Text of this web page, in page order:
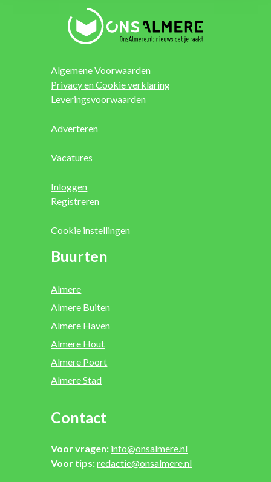
Algemene Voorwaarden
Privacy en Cookie verklaring
Leveringsvoorwaarden
Adverteren
Vacatures
Inloggen
Registreren
Cookie instellingen
Buurten
Almere
Almere Buiten
Almere Haven
Almere Hout
Almere Poort
Almere Stad
Contact
Voor vragen: info@onsalmere.nl
Voor tips:redactie@onsalmere.nl